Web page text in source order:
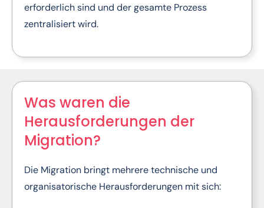
erforderlich sind und der gesamte Prozess
zentralisiert wird.
Was waren die
Herausforderungen der
Migration?
Die Migration bringt mehrere technische und
organisatorische Herausforderungen mit sich: